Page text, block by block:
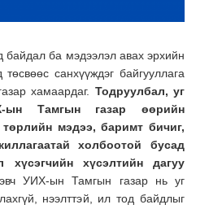
ба мэдээлэл авах эрхийн
санхүүждэг байгууллага
хамаардаг. Тодруулбал, уг
ын Тамгын газар өөрийн
мэдээ, баримт бичиг,
холбоотой бусад
хүсэгчийн хүсэлтийн дагуу
УИХ-ын Тамгын газар нь уг
нээлттэй, ил тод байдлыг